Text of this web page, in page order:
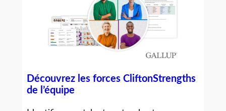
Découvrez les forces CliftonStrengths
de l’équipe